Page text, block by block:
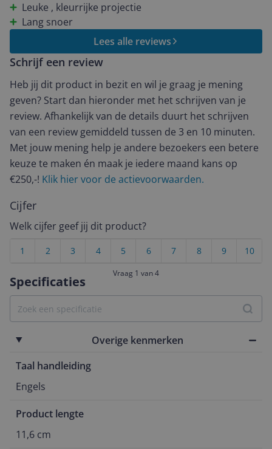
Specificaties
Overige kenmerken
Taal handleiding
Engels
Product lengte
11,6 cm
Leuke , kleurrijke projectie
Lang snoer
Lees alle reviews
Schrijf een review
Heb jij dit product in bezit en wil je graag je mening
geven? Start dan hieronder met het schrijven van je
review. Afhankelijk van de details duurt het schrijven
van een review gemiddeld tussen de 3 en 10 minuten.
Met jouw mening help je andere bezoekers een betere
keuze te maken én maak je iedere maand kans op
€250,-! Klik hier voor de actievoorwaarden.
Cijfer
Welk cijfer geef jij dit product?
10
9
8
7
6
5
4
3
2
1
Vraag 1 van 4